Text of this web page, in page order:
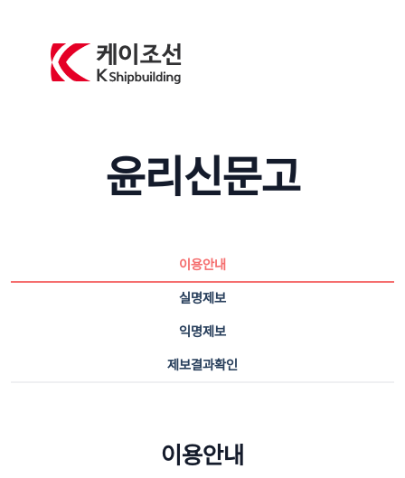
윤리신문고
이용안내
실명제보
익명제보
제보결과확인
이용안내